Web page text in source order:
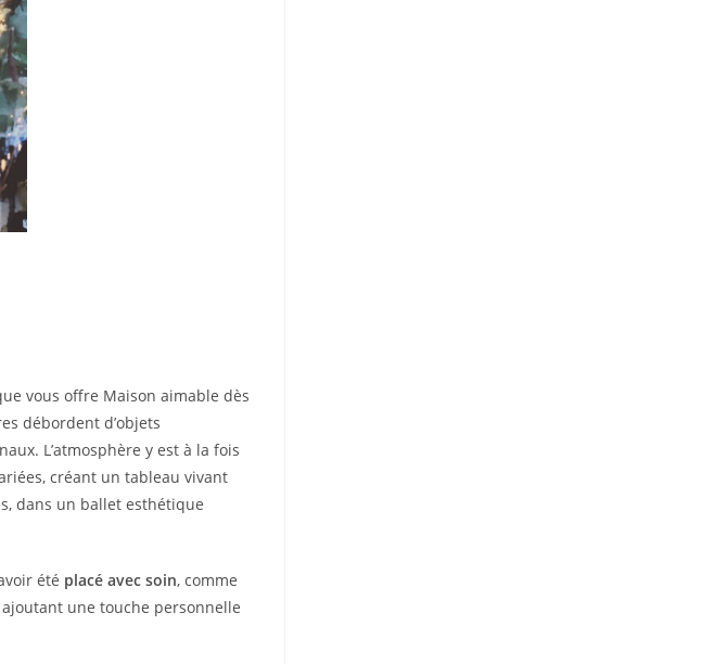
vous offre Maison aimable dès
débordent d’objets
L’atmosphère y est à la fois
créant un tableau vivant
dans un ballet esthétique
été placé avec soin, comme
une touche personnelle